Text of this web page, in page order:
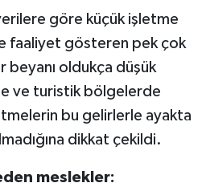
göre küçük işletme
faaliyet gösteren pek çok
beyanı oldukça düşük
ve turistik bölgelerde
bu gelirlerle ayakta
dikkat çekildi.
meslekler: